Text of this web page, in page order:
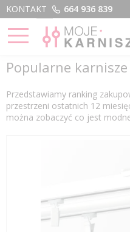
Menu
KONTAKT
664 936 839
STRONA GŁÓWNA › POPULARNE
Popularne karnisze
Przedstawiamy ranking
przestrzeni ostatnich 12
można zobaczyć co jest